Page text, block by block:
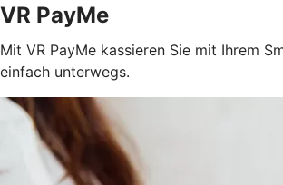
VR PayMe
Mit VR PayMe kassieren Sie mit Ihrem
einfach unterwegs.